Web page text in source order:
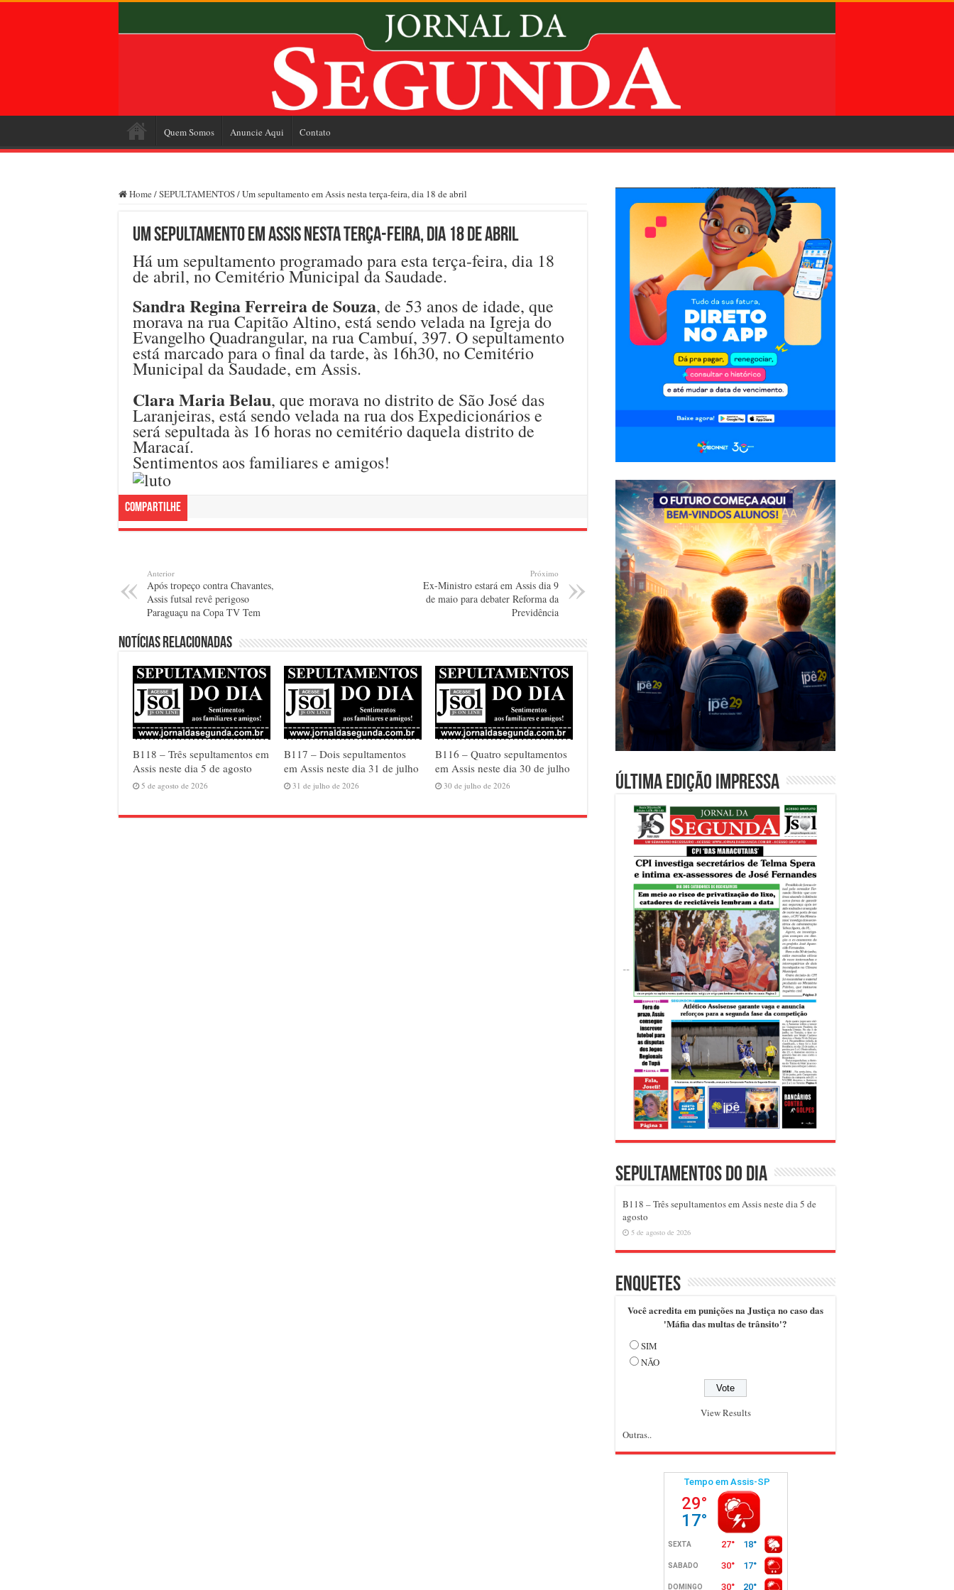
Quem Somos Anuncie Aqui Contato
Home /SEPULTAMENTOS/Um sepultamento em Assis nesta terça-feira, dia 18 de abril
Um sepultamento em Assis nesta terça-feira, dia 18 de abril
Há um sepultamento programado para esta terça-feira, dia 18
de abril, no Cemitério Municipal da Saudade.
Sandra Regina Ferreira de Souza, de 53 anos de idade, que
morava na rua Capitão Altino, está sendo velada na Igreja do
Evangelho Quadrangular, na rua Cambuí, 397. O sepultamento
está marcado para o final da tarde, às 16h30, no Cemitério
Municipal da Saudade, em Assis.
Clara Maria Belau, que morava no distrito de São José das
Laranjeiras, está sendo velada na rua dos Expedicionários e
será sepultada às 16 horas no cemitério daquela distrito de
Maracaí.
Sentimentos aos familiares e amigos!
Compartilhe
Anterior
Após tropeço contra Chavantes,
Assis futsal revê perigoso
Paraguaçu na Copa TV Tem
Próximo
Ex-Ministro estará em Assis dia 9
de maio para debater Reforma da
Previdência
Notícias relacionadas
B118 – Três sepultamentos em
Assis neste dia 5 de agosto
5 de agosto de 2026
B117 – Dois sepultamentos
em Assis neste dia 31 de julho
31 de julho de 2026
B116 – Quatro sepultamentos
em Assis neste dia 30 de julho
30 de julho de 2026 Última edição impressa
Sepultamentos do dia
B118 – Três sepultamentos em Assis neste dia 5 de
agosto
5 de agosto de 2026
Enquetes
Você acredita em punições na Justiça no caso das
'Máfia das multas de trânsito'?
SIM
NÃO
View Results
Outras..